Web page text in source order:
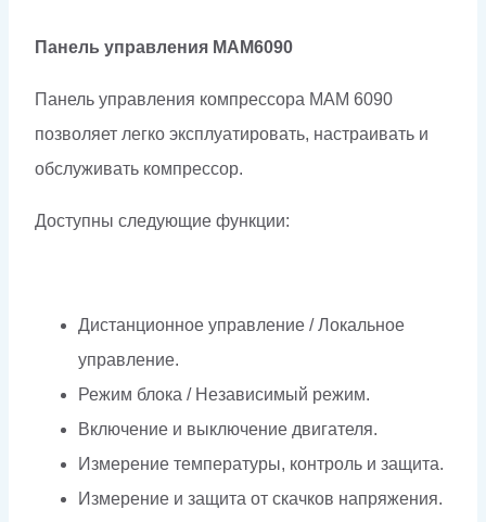
Панель управления МАМ6090
Панель управления компрессора МАМ 6090
позволяет легко эксплуатировать, настраивать и
обслуживать компрессор.
Доступны следующие функции:
Дистанционное управление / Локальное
управление.
Режим блока / Независимый режим.
Включение и выключение двигателя.
Измерение температуры, контроль и защита.
Измерение и защита от скачков напряжения.